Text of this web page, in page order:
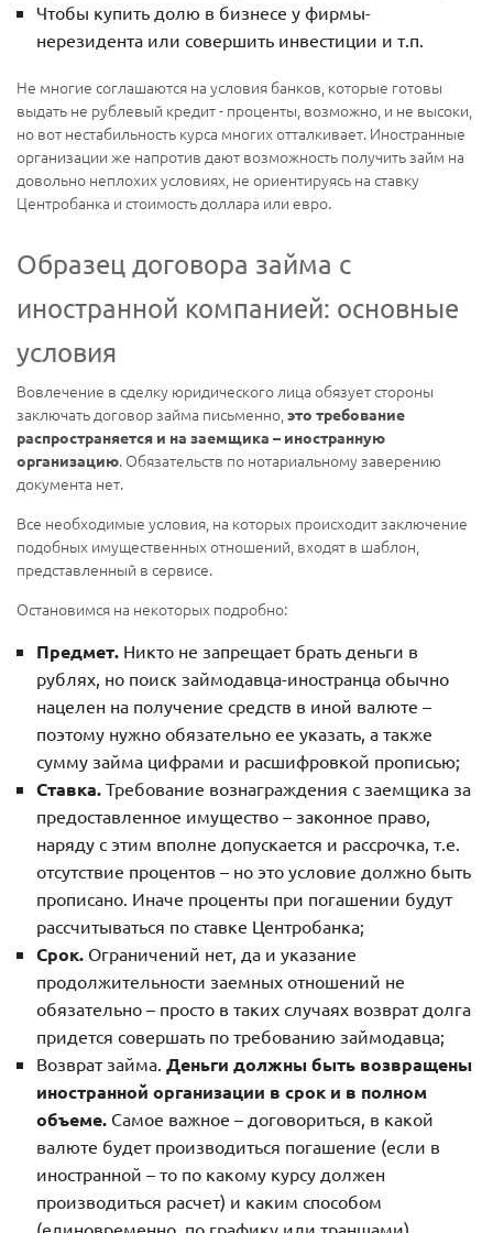
Чтобы купить долю в бизнесе у фирмы-
нерезидента или совершить инвестиции и т.п.
Не многие соглашаются на условия банков, которые готовы
выдать не рублевый кредит - проценты, возможно, и не высоки,
но вот нестабильность курса многих отталкивает. Иностранные
организации же напротив дают возможность получить займ на
довольно неплохих условиях, не ориентируясь на ставку
Центробанка и стоимость доллара или евро.
Образец договора займа с
иностранной компанией: основные
условия
Вовлечение в сделку юридического лица обязует стороны
заключать договор займа письменно,это требование
распространяется и на заемщика – иностранную
организацию. Обязательств по нотариальному заверению
документа нет.
Все необходимые условия, на которых происходит заключение
подобных имущественных отношений, входят в шаблон,
представленный в сервисе.
Остановимся на некоторых подробно:
Предмет. Никто не запрещает брать деньги в
рублях, но поиск займодавца-иностранца обычно
нацелен на получение средств в иной валюте –
поэтому нужно обязательно ее указать, а также
сумму займа цифрами и расшифровкой прописью;
Ставка. Требование вознаграждения с заемщика за
предоставленное имущество – законное право,
наряду с этим вполне допускается и рассрочка, т.е.
отсутствие процентов – но это условие должно быть
прописано. Иначе проценты при погашении будут
рассчитываться по ставке Центробанка;
Срок. Ограничений нет, да и указание
продолжительности заемных отношений не
обязательно – просто в таких случаях возврат долга
придется совершать по требованию займодавца;
Возврат займа. Деньги должны быть возвращены
иностранной организации в срок и в полном
объеме. Самое важное – договориться, в какой
валюте будет производиться погашение (если в
иностранной – то по какому курсу должен
производиться расчет) и каким способом